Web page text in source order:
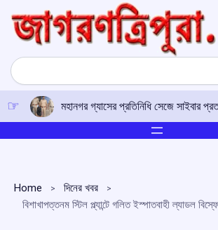
content
Search
মহানগর গ্যাসের প্রতিনিধি সেজে সাইবার
Home
দিনের খবর
বিশাখাপত্তনম স্টিল প্ল্যান্টে গলিত ইস্পাতবাহী ল্যাডল